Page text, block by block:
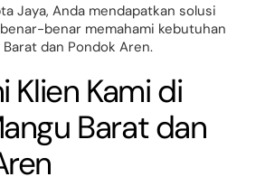
Jaya, Anda mendapatkan solusi
benar memahami kebutuhan
dan Pondok Aren.
Klien Kami di
Barat dan